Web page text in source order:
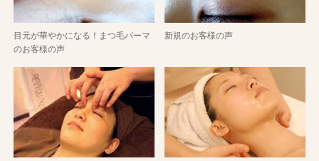
目元が華やかになる！まつ毛パーマ
のお客様の声
新規のお客様の声